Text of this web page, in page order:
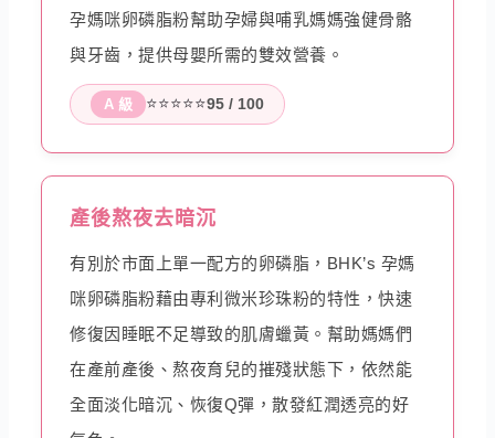
孕媽咪卵磷脂粉幫助孕婦與哺乳媽媽強健骨骼
與牙齒，提供母嬰所需的雙效營養。
A 級 ⭐⭐⭐⭐⭐95 / 100
產後熬夜去暗沉
有別於市面上單一配方的卵磷脂，BHK’s 孕媽
咪卵磷脂粉藉由專利微米珍珠粉的特性，快速
修復因睡眠不足導致的肌膚蠟黃。幫助媽媽們
在產前產後、熬夜育兒的摧殘狀態下，依然能
全面淡化暗沉、恢復Q彈，散發紅潤透亮的好